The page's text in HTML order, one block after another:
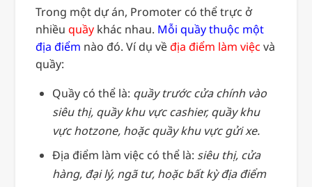
Trong một dự án, Promoter có thể trực ở
nhiều quầykhác nhau. Mỗi quầy thuộc một
địa điểm nào đó. Ví dụ vềđịa điểm làm việc và
quầy:
Quầy có thể là: quầy trước cửa chính vào
siêu thị, quầy khu vực cashier, quầy khu
vực hotzone, hoặc quầy khu vực gửi xe.
Địa điểm làm việc có thể là: siêu thị, cửa
hàng, đại lý, ngã tư, hoặc bất kỳ địa điểm